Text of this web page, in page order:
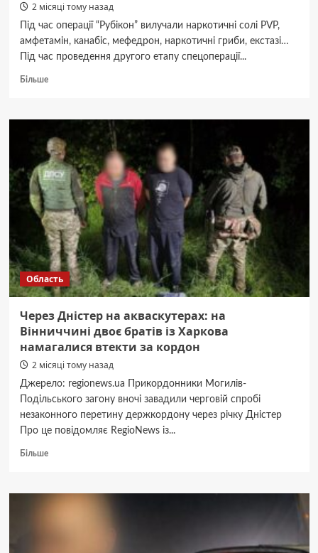
2 місяці тому назад
Під час операції “Рубікон” вилучали наркотичні солі PVP,
амфетамін, канабіс, мефедрон, наркотичні гриби, екстазі…
Під час проведення другого етапу спецоперації...
БільшеДокладніше
Вінницькій
провели
антинаркотичну
операцію
«Рубікон»
Область
Через Дністер на акваскутерах: на
Вінниччині двоє братів із Харкова
намагалися втекти за кордон
2 місяці тому назад
Джерело: regionews.ua Прикордонники Могилів-
Подільського загону вночі завадили черговій спробі
незаконного перетину держкордону через річку Дністер
Про це повідомляє RegioNews із...
БільшеДокладніше
Дністер